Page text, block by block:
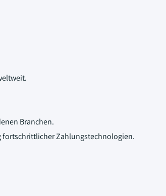
Branchen.
fortschrittlicher Zahlungstechnologien.